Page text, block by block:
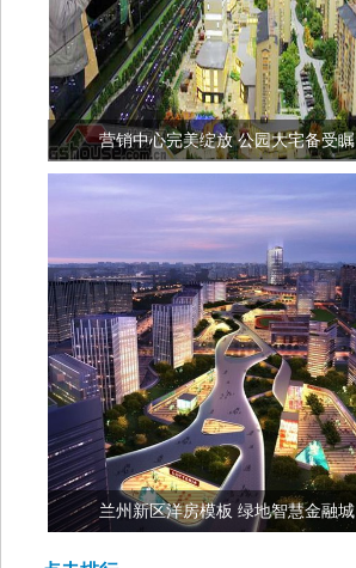
营销中心完美绽放 公园大宅备受瞩
兰州新区洋房模板 绿地智慧金融城